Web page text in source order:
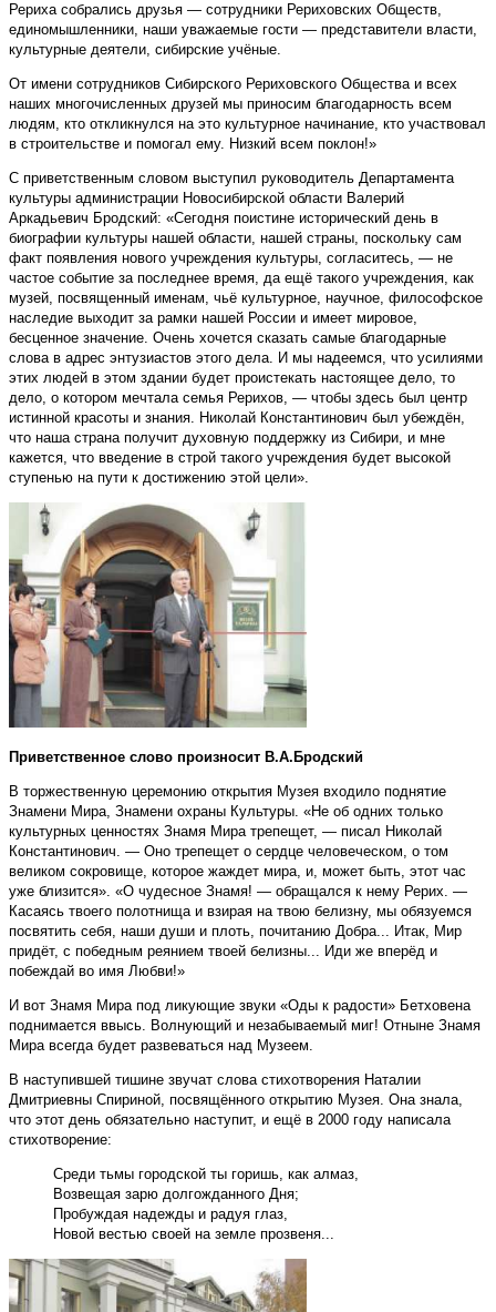
Рериха собрались друзья — сотрудники Рериховских Обществ,
единомышленники, наши уважаемые гости — представители власти,
культурные деятели, сибирские учёные.
От имени сотрудников Сибирского Рериховского Общества и всех
наших многочисленных друзей мы приносим благодарность всем
людям, кто откликнулся на это культурное начинание, кто участвовал
в строительстве и помогал ему. Низкий всем поклон!»
С приветственным словом выступил руководитель Департамента
культуры администрации Новосибирской области Валерий
Аркадьевич Бродский: «Сегодня поистине исторический день в
биографии культуры нашей области, нашей страны, поскольку сам
факт появления нового учреждения культуры, согласитесь, — не
частое событие за последнее время, да ещё такого учреждения, как
музей, посвященный именам, чьё культурное, научное, философское
наследие выходит за рамки нашей России и имеет мировое,
бесценное значение. Очень хочется сказать самые благодарные
слова в адрес энтузиастов этого дела. И мы надеемся, что усилиями
этих людей в этом здании будет проистекать настоящее дело, то
дело, о котором мечтала семья Рерихов, — чтобы здесь был центр
истинной красоты и знания. Николай Константинович был убеждён,
что наша страна получит духовную поддержку из Сибири, и мне
кажется, что введение в строй такого учреждения будет высокой
ступенью на пути к достижению этой цели».
Приветственное слово произносит В.А.Бродский
В торжественную церемонию открытия Музея входило поднятие
Знамени Мира, Знамени охраны Культуры. «Не об одних только
культурных ценностях Знамя Мира трепещет, — писал Николай
Константинович. — Оно трепещет о сердце человеческом, о том
великом сокровище, которое жаждет мира, и, может быть, этот час
уже близится». «О чудесное Знамя! — обращался к нему Рерих. —
Касаясь твоего полотнища и взирая на твою белизну, мы обязуемся
посвятить себя, наши души и плоть, почитанию Добра... Итак, Мир
придёт, с победным реянием твоей белизны... Иди же вперёд и
побеждай во имя Любви!»
И вот Знамя Мира под ликующие звуки «Оды к радости» Бетховена
поднимается ввысь. Волнующий и незабываемый миг! Отныне Знамя
Мира всегда будет развеваться над Музеем.
В наступившей тишине звучат слова стихотворения Наталии
Дмитриевны Спириной, посвящённого открытию Музея. Она знала,
что этот день обязательно наступит, и ещё в 2000 году написала
стихотворение:
Среди тьмы городской ты горишь, как алмаз,
Возвещая зарю долгожданного Дня;
Пробуждая надежды и радуя глаз,
Новой вестью своей на земле прозвеня...